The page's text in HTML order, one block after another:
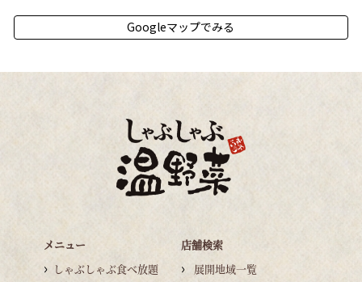
Googleマップでみる
メニュー
しゃぶしゃぶ食べ放題
店舗検索
展開地域一覧